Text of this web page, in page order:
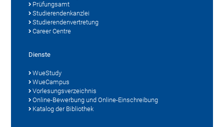
Prüfungsamt
Studierendenkanzlei
Studierendenvertretung
Career Centre
Dienste
WueStudy
WueCampus
Vorlesungsverzeichnis
Online-Bewerbung und Online-Einschreibung
Katalog der Bibliothek